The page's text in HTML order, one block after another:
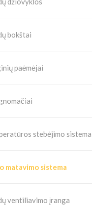
bokštai
paėmėjai
stebėjimo sistema
matavimo sistema
ventiliavimo įranga